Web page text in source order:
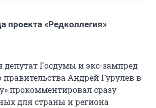
проекта «Редколлегия»
депутат Госдумы и экс-зампред
правительства Андрей Гурулев в
прокомментировал сразу
для страны и региона